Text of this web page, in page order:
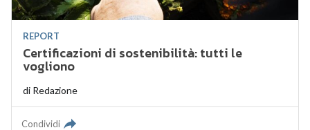
REPORT
Certificazioni di sostenibilità: tutti le
vogliono
di Redazione
Condividi